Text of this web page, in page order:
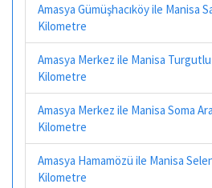
Amasya Gümüşhacıköy ile Manisa
Kilometre
Amasya Merkez ile Manisa
Kilometre
Amasya Merkez ile Manisa Soma
Kilometre
Amasya Hamamözü ile Manisa
Kilometre